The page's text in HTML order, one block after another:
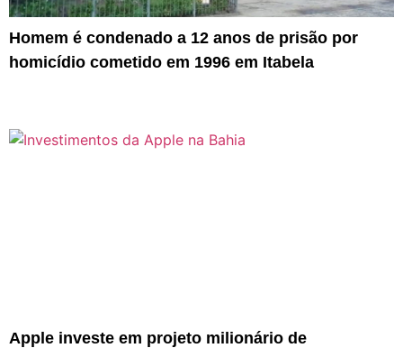
Homem é condenado a 12 anos de prisão por
homicídio cometido em 1996 em Itabela
Apple investe em projeto milionário de